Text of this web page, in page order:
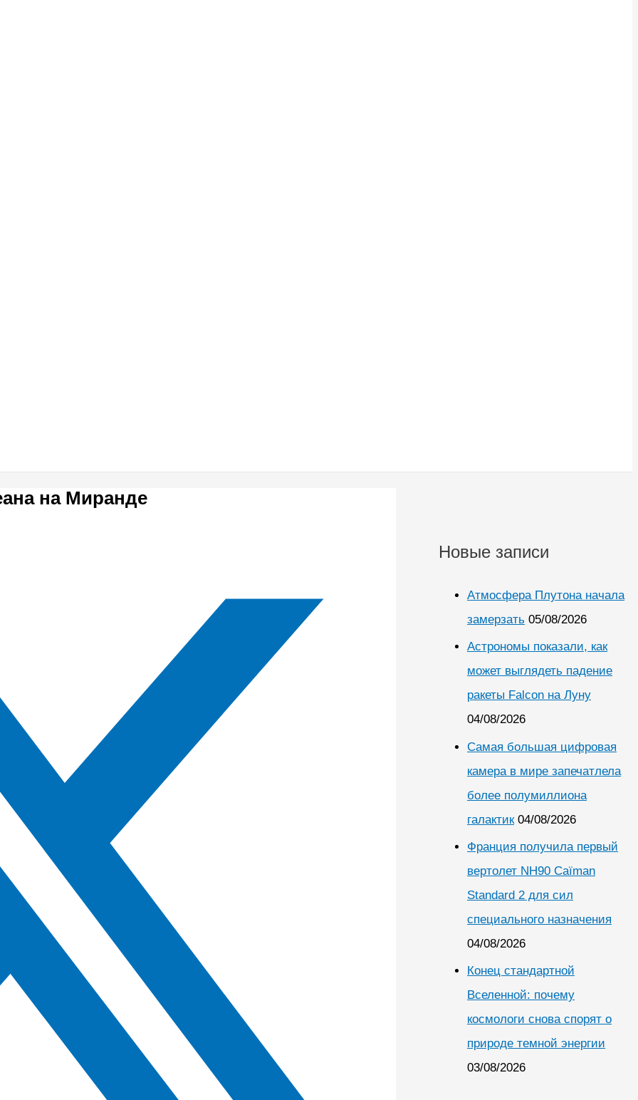
на Миранде
Новые записи
Атмосфера Плутона начала
замерзать 05/08/2026
Астрономы показали, как
может выглядеть падение
ракеты Falcon на Луну
04/08/2026
Самая большая цифровая
камера в мире запечатлела
более полумиллиона
галактик 04/08/2026
Франция получила первый
вертолет NH90 Caïman
Standard 2 для сил
специального назначения
04/08/2026
Конец стандартной
Вселенной: почему
космологи снова спорят о
природе темной энергии
03/08/2026